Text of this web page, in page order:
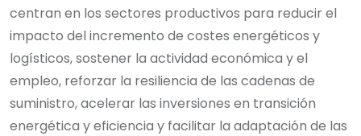
centran en los sectores productivos para reducir el
impacto del incremento de costes energéticos y
logísticos, sostener la actividad económica y el
empleo, reforzar la resiliencia de las cadenas de
suministro, acelerar las inversiones en transición
energética y eficiencia y facilitar la adaptación de las